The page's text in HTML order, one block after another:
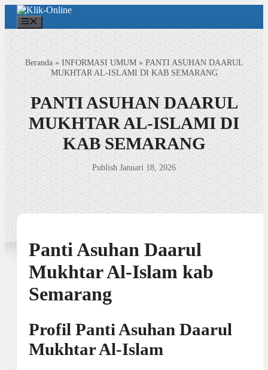
Langsung
isi
Beranda» INFORMASI UMUM» PANTI ASUHAN DAARUL
MUKHTAR AL-ISLAMI DI KAB SEMARANG
PANTI ASUHAN DAARUL
MUKHTAR AL-ISLAMI DI
KAB SEMARANG
Publish Januari 18, 2026
Panti Asuhan Daarul
Mukhtar Al-Islam kab
Semarang
Profil Panti Asuhan Daarul
Mukhtar Al-Islam